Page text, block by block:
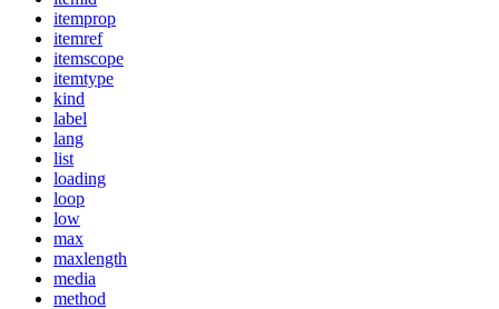
itemprop
itemref
itemscope
itemtype
kind
label
lang
list
loading
loop
low
max
maxlength
media
method